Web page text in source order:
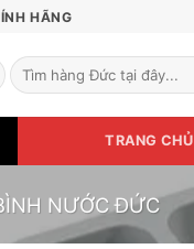
HÃNG
Tìm
kiếm:
TRANG CHỦ
NƯỚC ĐỨC